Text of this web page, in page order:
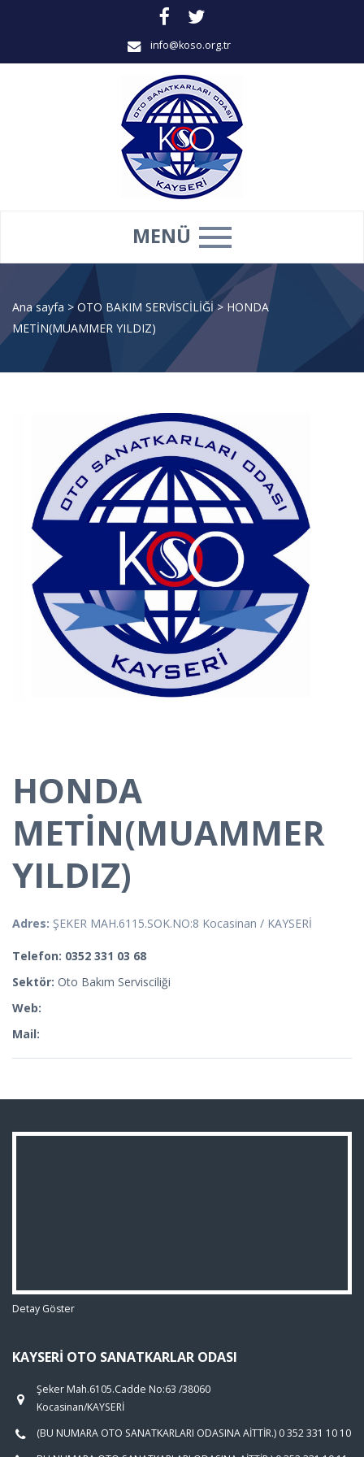
info@koso.org.tr
MENÜ
Ana sayfa > OTO BAKIM SERVİSCİLİĞİ> HONDA
METİN(MUAMMER YILDIZ)
HONDA
METİN(MUAMMER
YILDIZ)
Adres: ŞEKER MAH.6115.SOK.NO:8 Kocasinan / KAYSERİ
Telefon: 0352 331 03 68
Sektör: Oto Bakım Servisciliği
Web:
Mail:
Detay Göster
KAYSERI OTO SANATKARLAR ODASI
Şeker Mah.6105.Cadde No:63 /38060
Kocasinan/KAYSERİ
(BU NUMARA OTO SANATKARLARI ODASINA AİTTİR.) 0 352 331 10 10